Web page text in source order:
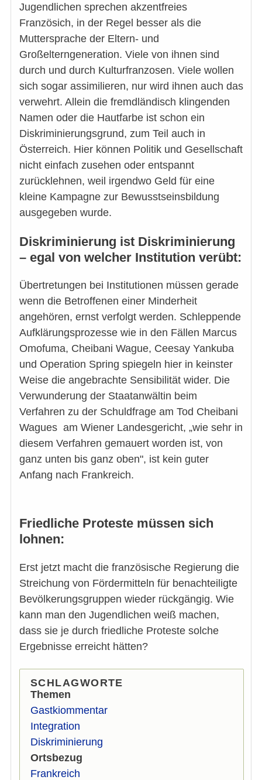
Jugendlichen sprechen akzentfreies
Französich, in der Regel besser als die
Muttersprache der Eltern- und
Großelterngeneration. Viele von ihnen sind
durch und durch Kulturfranzosen. Viele wollen
sich sogar assimilieren, nur wird ihnen auch das
verwehrt. Allein die fremdländisch klingenden
Namen oder die Hautfarbe ist schon ein
Diskriminierungsgrund, zum Teil auch in
Österreich. Hier können Politik und Gesellschaft
nicht einfach zusehen oder entspannt
zurücklehnen, weil irgendwo Geld für eine
kleine Kampagne zur Bewusstseinsbildung
ausgegeben wurde.
Diskriminierung ist Diskriminierung
– egal von welcher Institution verübt:
Übertretungen bei Institutionen müssen gerade
wenn die Betroffenen einer Minderheit
angehören, ernst verfolgt werden. Schleppende
Aufklärungsprozesse wie in den Fällen Marcus
Omofuma, Cheibani Wague, Ceesay Yankuba
und Operation Spring spiegeln hier in keinster
Weise die angebrachte Sensibilität wider. Die
Verwunderung der Staatanwältin beim
Verfahren zu der Schuldfrage am Tod Cheibani
Wagues am Wiener Landesgericht, „wie sehr in
diesem Verfahren gemauert worden ist, von
ganz unten bis ganz oben", ist kein guter
Anfang nach Frankreich.
Friedliche Proteste müssen sich
lohnen:
Erst jetzt macht die französische Regierung die
Streichung von Fördermitteln für benachteiligte
Bevölkerungsgruppen wieder rückgängig. Wie
kann man den Jugendlichen weiß machen,
dass sie je durch friedliche Proteste solche
Ergebnisse erreicht hätten?
SCHLAGWORTE
Themen
Gastkiommentar
Integration
Diskriminierung
Ortsbezug
Frankreich